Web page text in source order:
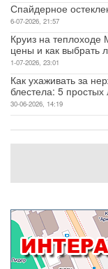
Спайдерное
6-07-2026, 21:57
Круиз на
цены и как выбрать
1-07-2026, 23:01
Как ухаживать за
блестела: 5
30-06-2026, 14:19